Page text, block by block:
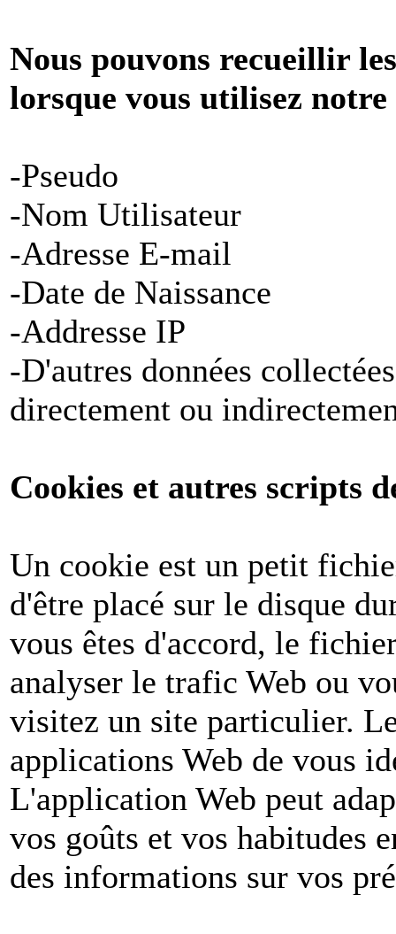
Nous pouvons recueillir
lorsque vous utilisez notre
-Pseudo
-Nom Utilisateur
-Adresse E-mail
-Date de Naissance
-Addresse IP
-D'autres données
directement ou
Cookies et autres scripts
Un cookie est un petit
d'être placé sur le disque
vous êtes d'accord, le
analyser le trafic Web ou
visitez un site particulier.
applications Web de vous
L'application Web peut
vos goûts et vos habitudes
des informations sur vos